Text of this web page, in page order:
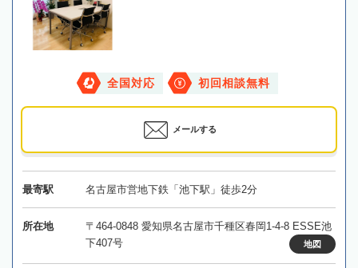
全国対応 初回相談無料
メールする
最寄駅 名古屋市営地下鉄「池下駅」徒歩2分
所在地
〒464-0848 愛知県名古屋市千種区春岡1-4-8 ESSE池
下407号
地図